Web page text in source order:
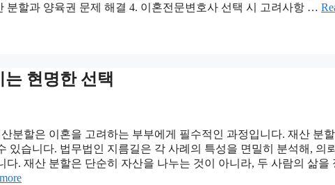
분할과 양육권 문제 해결 4. 이혼전문변호사 선택 시 고려사항 …
현명한 선택
분할은 이혼을 고려하는 부부에게 필수적인 과정입니다. 재산 분
있습니다. 법무법인 지름길은 각 사례의 특성을 면밀히 분석해, 의
. 재산 분할은 단순히 자산을 나누는 것이 아니라, 두 사람의 삶을